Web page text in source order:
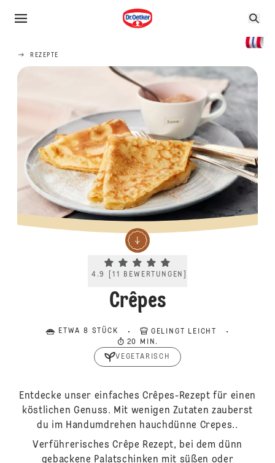
REZEPTE
Current rating 4.9. Click to rate.
4.9 [11 BEWERTUNGEN
Crêpes
ETWA 8 STÜCK
GELINGT LEICHT
20 MIN.
VEGETARISCH
Entdecke unser einfaches Crêpes-Rezept für einen
köstlichen Genuss. Mit wenigen Zutaten zauberst
du im Handumdrehen hauchdünne Crepes..
Verführerisches Crêpe Rezept, bei dem dünn
gebackene Palatschinken mit süßen oder